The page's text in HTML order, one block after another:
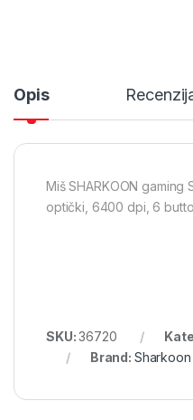
Opis
Miš SHARKOON gaming
optički, 6400 dpi, 6
SKU:36720
Brand: Sharkoon